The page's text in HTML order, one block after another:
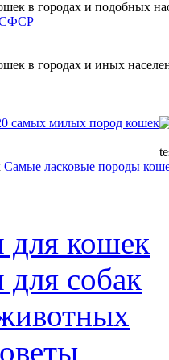
самых милых пород кошек
Самые ласковые породы
для кошек
собак